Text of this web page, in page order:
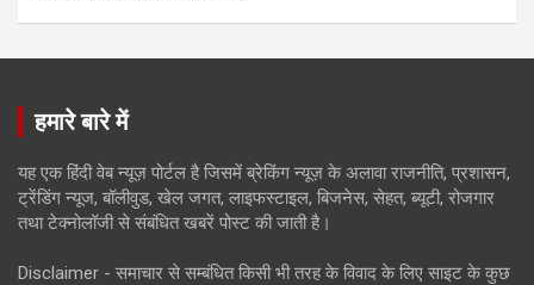
हमारे बारे में
यह एक हिंदी वेब न्यूज़ पोर्टल है जिसमें ब्रेकिंग न्यूज़ के अलावा राजनीति, प्रशासन,
ट्रेंडिंग न्यूज, बॉलीवुड, खेल जगत, लाइफस्टाइल, बिजनेस, सेहत, ब्यूटी, रोजगार
तथा टेक्नोलॉजी से संबंधित खबरें पोस्ट की जाती है।
Disclaimer - समाचार से सम्बंधित किसी भी तरह के विवाद के लिए साइट के कुछ